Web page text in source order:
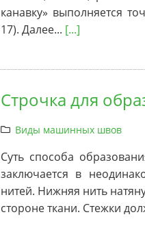
канавку» выполняется
17). Далее... [...]
Строчка для
Виды машинных швов
Суть способа
заключается в
нитей. Нижняя нить
стороне ткани. Стежки